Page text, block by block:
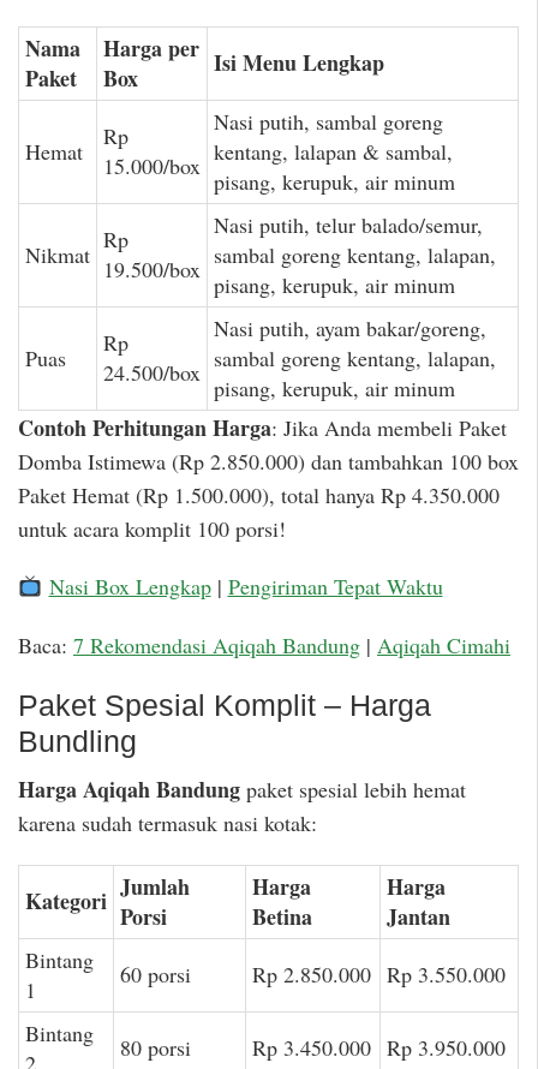
Nama
Paket
Harga per
Box
Isi Menu Lengkap
Hemat
Rp
15.000/box
Nasi putih, sambal goreng
kentang, lalapan & sambal,
pisang, kerupuk, air minum
Nikmat
Rp
19.500/box
Nasi putih, telur balado/semur,
sambal goreng kentang, lalapan,
pisang, kerupuk, air minum
Puas
Rp
24.500/box
Nasi putih, ayam bakar/goreng,
sambal goreng kentang, lalapan,
pisang, kerupuk, air minum
Contoh Perhitungan Harga: Jika Anda membeli Paket
Domba Istimewa (Rp 2.850.000) dan tambahkan 100 box
Paket Hemat (Rp 1.500.000), total hanya Rp 4.350.000
untuk acara komplit 100 porsi!
Nasi Box Lengkap| Pengiriman Tepat Waktu
Baca: 7 Rekomendasi Aqiqah Bandung | Aqiqah Cimahi
Paket Spesial Komplit – Harga
Bundling
Harga Aqiqah Bandung paket spesial lebih hemat
karena sudah termasuk nasi kotak:
Kategori Jumlah
Porsi
Harga
Betina
Harga
Jantan
Bintang
1
60 porsi Rp 2.850.000 Rp 3.550.000
Bintang
2
80 porsi Rp 3.450.000 Rp 3.950.000